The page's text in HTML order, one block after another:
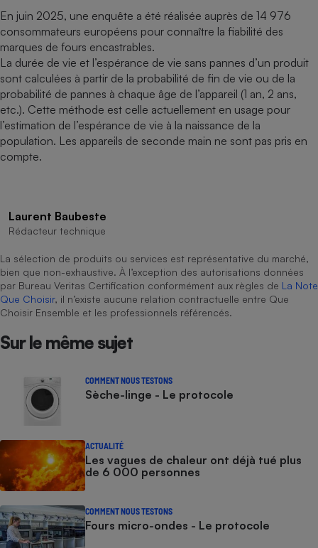
En juin 2025, une enquête a été réalisée auprès de 14 976
consommateurs européens pour connaître la fiabilité des
marques de fours encastrables.
La durée de vie et l’espérance de vie sans pannes d’un produit
sont calculées à partir de la probabilité de fin de vie ou de la
probabilité de pannes à chaque âge de l’appareil (1 an, 2 ans,
etc.). Cette méthode est celle actuellement en usage pour
l’estimation de l’espérance de vie à la naissance de la
population. Les appareils de seconde main ne sont pas pris en
compte.
Laurent Baubeste
Rédacteur technique
La sélection de produits ou services est représentative du marché,
bien que non-exhaustive. À l’exception des autorisations données
par Bureau Veritas Certification conformément aux règles de La Note
Que Choisir, il n’existe aucune relation contractuelle entre Que
Choisir Ensemble et les professionnels référencés.
Sur le même sujet
COMMENT NOUS TESTONS
Sèche-linge - Le protocole
ACTUALITÉ
Les vagues de chaleur ont déjà tué plus
de 6 000 personnes
COMMENT NOUS TESTONS
Fours micro-ondes - Le protocole